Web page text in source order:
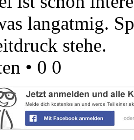
langatmig.
stehe.
• 0 0